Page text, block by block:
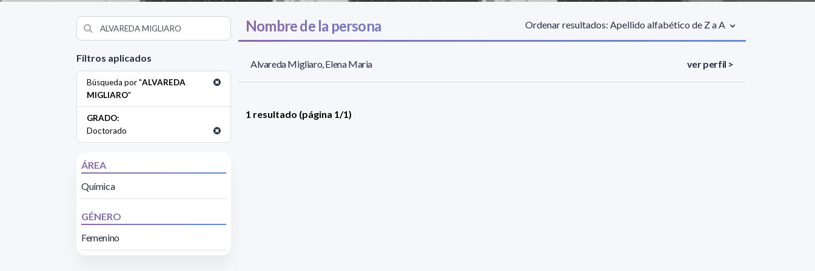
Filtros aplicados
Búsqueda por "ALVAREDA
MIGLIARO"
GRADO:
Doctorado
ÁREA
Química
GÉNERO
Femenino
Nombre de la persona Ordenar resultados: Apellido alfabético de Z a A
Alvareda Migliaro, Elena Maria ver perfil >
1 resultado (página 1/1)